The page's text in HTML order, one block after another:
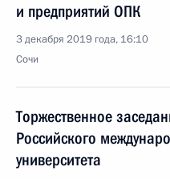
и предприятий ОПК
3 декабря 2019 года, 16:10
Сочи
Торжественное
Российского
университета